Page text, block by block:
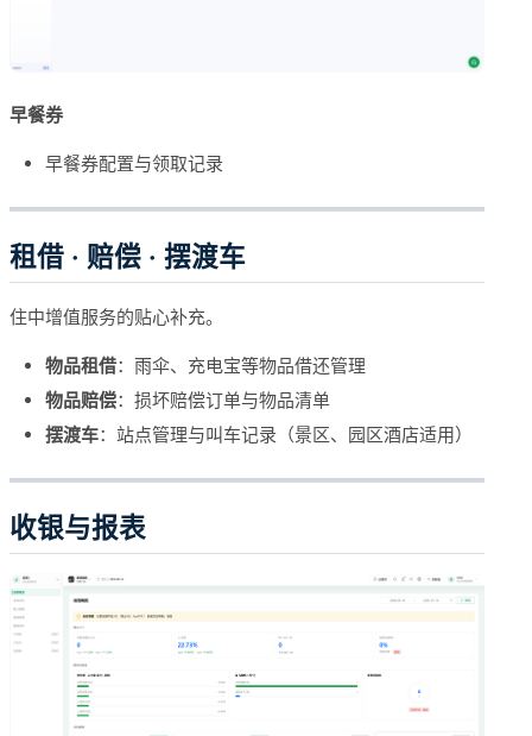
早餐券
早餐券配置与领取记录
租借 · 赔偿 · 摆渡车
住中增值服务的贴心补充。
物品租借：雨伞、充电宝等物品借还管理
物品赔偿：损坏赔偿订单与物品清单
摆渡车：站点管理与叫车记录（景区、园区酒店适用）
收银与报表